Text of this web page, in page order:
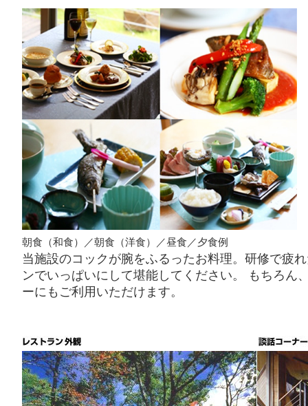
朝食（和食）／朝食（洋食）／昼食／夕食例
当施設のコックが腕をふるったお料理。研修で疲
ンでいっぱいにして堪能してください。 もちろん
ーにもご利用いただけます。